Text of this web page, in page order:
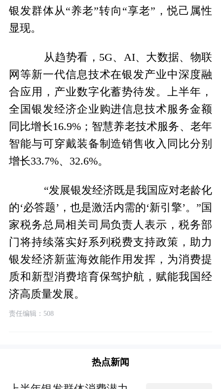
银发群体从“养老”转向“享老”，悦己属性
显现。
从趋势看，5G、AI、大数据、物联
网等新一代信息技术在银发产业中深度融
合应用，产业数字化蓄势待发。上半年，
全国银发经济企业购进信息技术服务金额
同比增长16.9%；智慧养老技术服务、老年
智能与可穿戴装备制造销售收入同比分别
增长33.7%、32.6%。
“发展银发经济既是我国应对老龄化
的‘必答题’，也是激活内需的‘新引擎’。”国
家税务总局相关司局负责人表示，税务部
门将持续落实好系列税费支持政策，助力
银发经济新蓝海效能作用发挥，为消费提
质和新型消费培育保驾护航，赋能我国经
济高质量发展。
责任编辑：508
热点新闻